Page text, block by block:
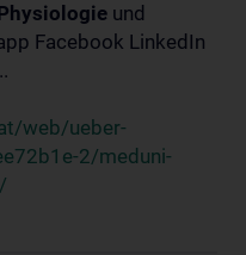
und
Facebook LinkedIn
web/ueber-
2/meduni-